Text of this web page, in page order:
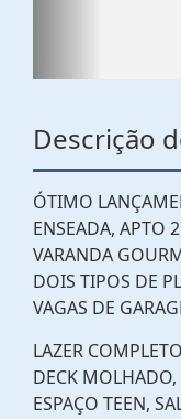
Descrição
ÓTIMO
ENSEADA, APTO
VARANDA
DOIS TIPOS DE
VAGAS DE
LAZER
DECK
ESPAÇO TEEN,